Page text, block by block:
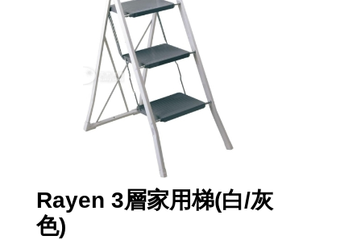
Facebook
Rayen 3層家用梯(白/灰
色)